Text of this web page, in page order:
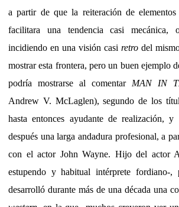
a partir de que la reiteración de elementos
facilitara una tendencia casi
incidiendo en una visión casi retro del
mostrar esta frontera, pero un buen ejemplo
podría mostrarse al comentar MAN IN
Andrew V. McLaglen), segundo de los
hasta entonces ayudante de realización,
después una larga andadura profesional, a
con el actor John Wayne. Hijo del actor
estupendo y habitual intérprete fordiano-,
desarrolló durante más de una década una